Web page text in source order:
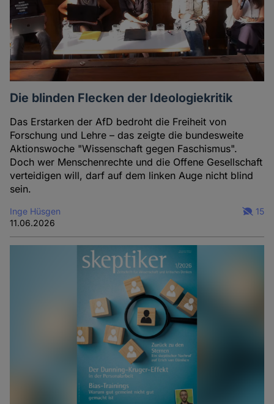
Die blinden Flecken der Ideologiekritik
Das Erstarken der AfD bedroht die Freiheit von
Forschung und Lehre – das zeigte die bundesweite
Aktionswoche "Wissenschaft gegen Faschismus".
Doch wer Menschenrechte und die Offene Gesellschaft
verteidigen will, darf auf dem linken Auge nicht blind
sein.
Inge Hüsgen
11.06.2026
15